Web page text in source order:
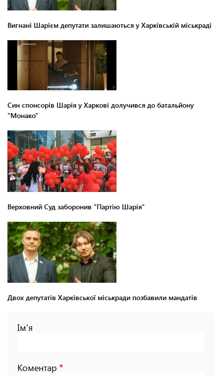
Вигнані Шарієм депутати залишаються у Харківській міськраді
Син спонсорів Шарія у Харкові долучився до батальйону
"Монако"
Верховний Суд заборонив "Партію Шарія"
Двох депутатів Харківської міськради позбавили мандатів
Ім'я
Коментар